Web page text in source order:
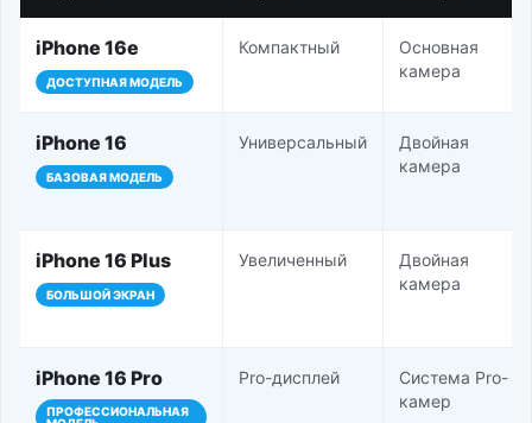
iPhone 16e
ДОСТУПНАЯ МОДЕЛЬ
Компактный
Основная
камера
iPhone 16
БАЗОВАЯ МОДЕЛЬ
Универсальный
Двойная
камера
iPhone 16 Plus
БОЛЬШОЙ ЭКРАН
Увеличенный
Двойная
камера
iPhone 16 Pro
ПРОФЕССИОНАЛЬНАЯ
Pro-дисплей
Система Pro-
камер